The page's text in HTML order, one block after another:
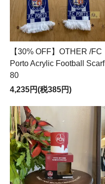
【30% OFF】OTHER /FC
Porto Acrylic Football Scarf
80
4,235円(税385円)